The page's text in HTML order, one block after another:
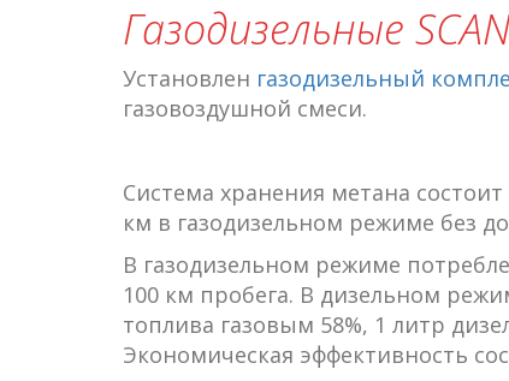
Газодизельные
Установлен газодизельный
газовоздушной смеси.
Система хранения метана
км в газодизельном режиме без
В газодизельном режиме
100 км пробега. В дизельном
топлива газовым 58%, 1 литр
Экономическая эффективность